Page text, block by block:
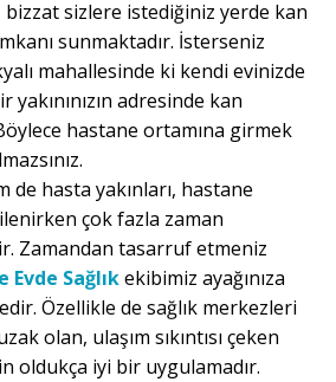
bizzat sizlere istediğiniz yerde kan
sunmaktadır. İsterseniz
mahallesinde ki kendi evinizde
yakınınızın adresinde kan
hastane ortamına girmek
de hasta yakınları, hastane
çok fazla zaman
Zamandan tasarruf etmeniz
Evde Sağlıkekibimiz ayağınıza
Özellikle de sağlık merkezleri
olan, ulaşım sıkıntısı çeken
oldukça iyi bir uygulamadır.